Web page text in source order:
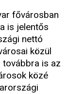
fővárosban
is jelentős
nettó
közül
továbbra is az
közé